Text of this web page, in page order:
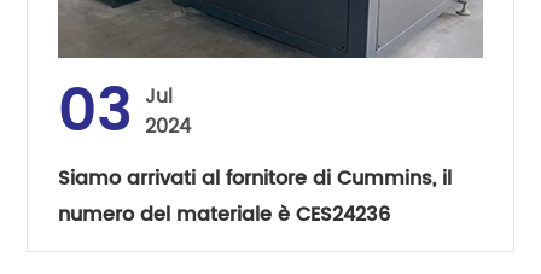
03 Jul
2024
Siamo arrivati al fornitore di Cummins, il
numero del materiale è CES24236